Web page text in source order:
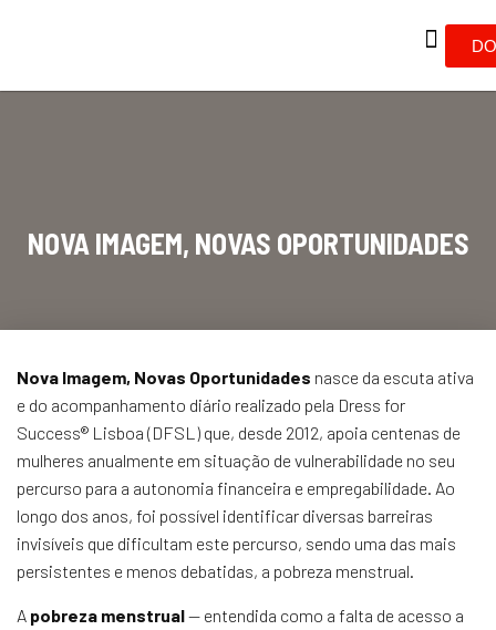
NOVA IMAGEM, NOVAS OPORTUNIDADES
Nova Imagem, Novas Oportunidades nasce da escuta ativa
e do acompanhamento diário realizado pela Dress for
Success® Lisboa (DFSL) que, desde 2012, apoia centenas de
mulheres anualmente em situação de vulnerabilidade no seu
percurso para a autonomia financeira e empregabilidade. Ao
longo dos anos, foi possível identificar diversas barreiras
invisíveis que dificultam este percurso, sendo uma das mais
persistentes e menos debatidas, a pobreza menstrual.
A pobreza menstrual— entendida como a falta de acesso a